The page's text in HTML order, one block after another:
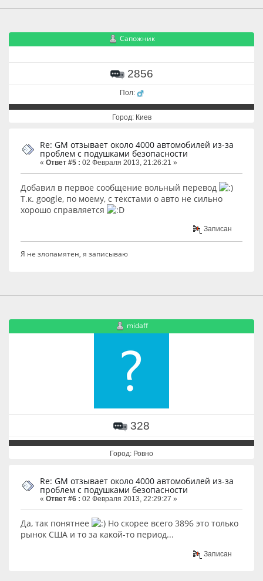
Сапожник
2856
Пол:
Город: Киев
Re: GM отзывает около 4000 автомобилей из-за
проблем с подушками безопасности
« Ответ #5 : 02 Февраля 2013, 21:26:21 »
Добавил в первое сообщение вольный перевод
Т.к. google, по моему, с текстами о авто не сильно
хорошо справляется
Записан
Я не злопамятен, я записываю
midaff
328
Город: Ровно
Re: GM отзывает около 4000 автомобилей из-за
проблем с подушками безопасности
« Ответ #6 : 02 Февраля 2013, 22:29:27 »
Да, так понятнее
Но скорее всего 3896 это только
рынок США и то за какой-то период...
Записан